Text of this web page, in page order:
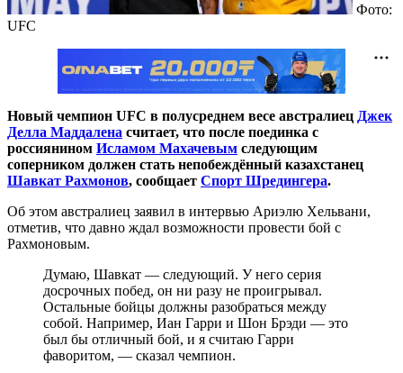
Фото:
UFC
Новый чемпион UFC в полусреднем весе австралиец Джек
Делла Маддалена считает, что после поединка с
россиянином Исламом Махачевым следующим
соперником должен стать непобеждённый казахстанец
Шавкат Рахмонов, сообщает Спорт Шредингера.
Об этом австралиец заявил в интервью Ариэлю Хельвани,
отметив, что давно ждал возможности провести бой с
Рахмоновым.
Думаю, Шавкат — следующий. У него серия
досрочных побед, он ни разу не проигрывал.
Остальные бойцы должны разобраться между
собой. Например, Иан Гарри и Шон Брэди — это
был бы отличный бой, и я считаю Гарри
фаворитом, — сказал чемпион.